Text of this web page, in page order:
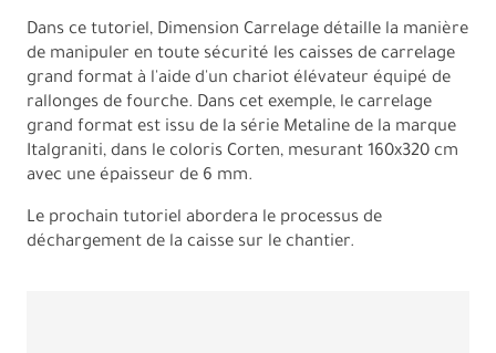
Dans ce tutoriel, Dimension Carrelage détaille la manière
de manipuler en toute sécurité les caisses de carrelage
grand format à l'aide d'un chariot élévateur équipé de
rallonges de fourche. Dans cet exemple, le carrelage
grand format est issu de la série Metaline de la marque
Italgraniti, dans le coloris Corten, mesurant 160x320 cm
avec une épaisseur de 6 mm.
Le prochain tutoriel abordera le processus de
déchargement de la caisse sur le chantier.